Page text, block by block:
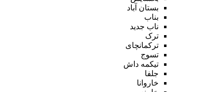
بستان آباد
بناب
ناب جدید
ترک
ترکمانچای
تسوج
تیکمه داش
جلفا
خاروانا